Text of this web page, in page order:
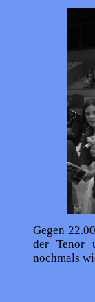
Gegen
der Tenor
nochmals